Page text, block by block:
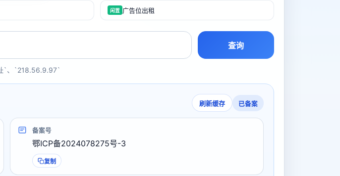
闲置 广告位出租
查询
`、`218.56.9.97`
刷新缓存 已备案
备案号
鄂ICP备2024078275号-3
复制